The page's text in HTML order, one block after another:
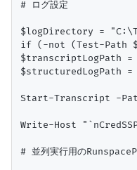
# ログ設定
$logDirectory =
if (-not (Test-Path
$transcriptLogPath =
$structuredLogPath =
Start-Transcript -
Write-Host "`nCredSSP
# 並列実行用の